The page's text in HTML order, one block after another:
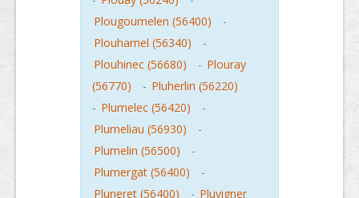
Plougoumelen (56400)
-
Plouharnel (56340)
-
Plouhinec (56680)
- Plouray
(56770)
- Pluherlin (56220)
- Plumelec (56420)
-
Plumeliau (56930)
-
Plumelin (56500)
-
Plumergat (56400)
-
Pluneret (56400)
- Pluvigner